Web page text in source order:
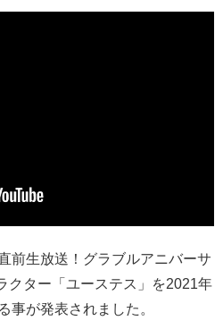
前生放送！グラブルアニバーサ
クター「ユーステス」を2021年
事が発表されました。